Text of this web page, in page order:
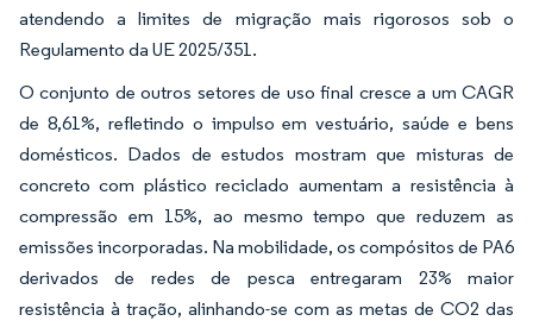
atendendo a limites de migração mais rigorosos sob o
Regulamento da UE 2025/351.
O conjunto de outros setores de uso final cresce a um CAGR
de 8,61%, refletindo o impulso em vestuário, saúde e bens
domésticos. Dados de estudos mostram que misturas de
concreto com plástico reciclado aumentam a resistência à
compressão em 15%, ao mesmo tempo que reduzem as
emissões incorporadas. Na mobilidade, os compósitos de PA6
derivados de redes de pesca entregaram 23% maior
resistência à tração, alinhando-se com as metas de CO2 das